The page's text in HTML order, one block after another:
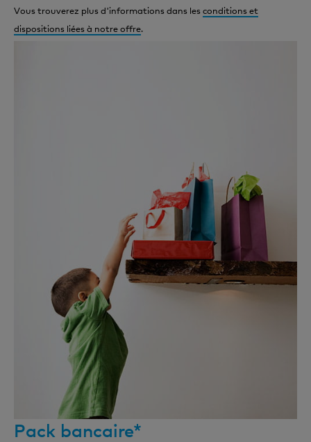
Vous trouverez plus d'informations dans les conditions et
dispositions liées à notre offre.
Pack bancaire*